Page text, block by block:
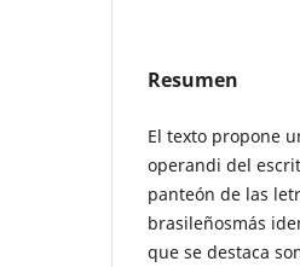
Resumen
El texto propone
operandi del
panteón de las
brasileñosmás
que se destaca